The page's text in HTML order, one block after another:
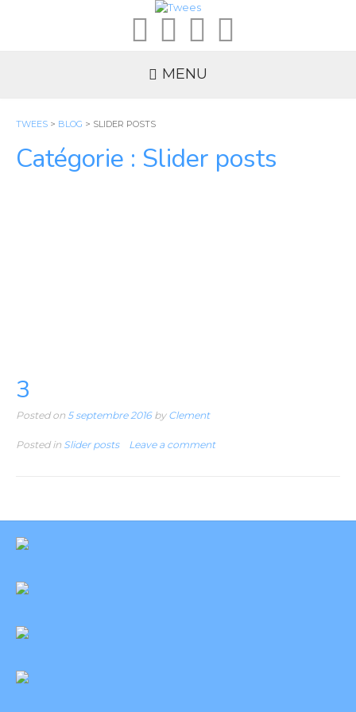
MENU
TWEES > BLOG > SLIDER POSTS
Catégorie : Slider posts
3
Posted on 5 septembre 2016by Clement
Posted in Slider posts Leave a comment